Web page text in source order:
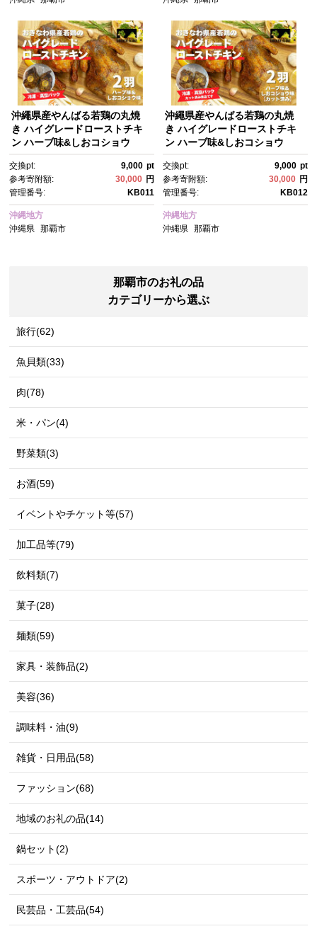
沖繩県産やんばる若鶏の丸焼
き ハイグレードローストチキ
ン ハーブ味&しおコショウ
ンハウス 鶏肉 肉 にく 丸焼
き 青森産ニンニク オリーブオ
イルを使用 ギフト お祝い パー
ティ 沖縄県 那覇市
交換pt: 9,000 pt
参考寄附額:
30,000 円
管理番号:
KB011
沖縄地方
沖縄県
那覇市
沖繩県産やんばる若鶏の丸焼
き ハイグレードローストチキ
ン ハーブ味&しおコショウ
いたく チキンハウス 鶏肉 肉 に
く 丸焼き 青森産ニンニク オリ
ーブオイルを使用 ギフト お祝
い パーティ 沖縄県 那覇市
交換pt: 9,000 pt
参考寄附額:
30,000 円
管理番号:
KB012
沖縄地方
沖縄県 那覇市
那覇市のお礼の品
カテゴリーから選ぶ
旅行(62)
魚貝類(33)
肉(78)
米・パン(4)
野菜類(3)
お酒(59)
イベントやチケット等(57)
加工品等(79)
飲料類(7)
菓子(28)
麺類(59)
家具・装飾品(2)
美容(36)
調味料・油(9)
雑貨・日用品(58)
ファッション(68)
地域のお礼の品(14)
鍋セット(2)
スポーツ・アウトドア(2)
民芸品・工芸品(54)